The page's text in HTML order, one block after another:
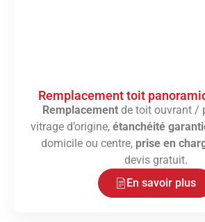
Remplacement toit
Remplacementde toit ouvrant /
vitrage d’origine, étanchéité
domicile ou centre, prise en
devis gratuit.
En savoir plus